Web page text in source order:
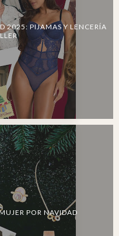
2025: PIJAMAS Y LENCERÍA
POR NAVIDAD